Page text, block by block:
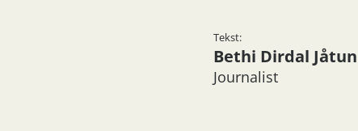
Tekst:
Bethi Dirdal Jåtun
Journalist